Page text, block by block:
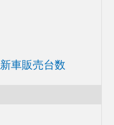
新車販売台数